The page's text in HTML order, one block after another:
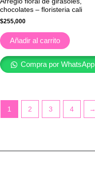
chocolates – floristeria cali
$255,000
Añadir al carrito
Compra por WhatsApp
1 2 3 4 →